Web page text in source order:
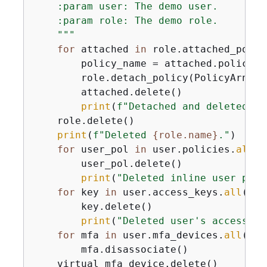
    :param user: The demo user.
    :param role: The demo role.
    """
for attached in
policy_name =
        attached.delete()
print ( f"Detached and deleted
    role.delete()
print ( f"Deleted { role.name} ." )
for user_pol in user.policies. all
        user_pol.delete()
print ( "Deleted inline user
for key in user.access_keys. all ():
        key.delete()
print ( "Deleted user's access
for mfa in user.mfa_devices. all ():
        mfa.disassociate()
    virtual_mfa_device.delete()